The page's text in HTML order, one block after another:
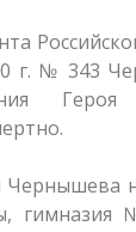
г. № 343
Героя
Чернышева
гимназия